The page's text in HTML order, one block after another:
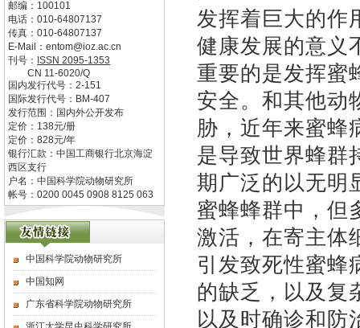
邮编： 100101
电话： 010-64807137
传真： 010-64807137
E-Mail： entom@ioz.ac.cn
刊号： ISSN 2095-1353
CN 11-6020/Q
国内发行代号： 2-151
国际发行代号： BM-407
发行范围：国内外公开发布
定价： 138元/册
定价： 828元/年
银行汇款：中国工商银行北京海淀
西区支行
户名：中国科学院动物研究所
帐号：0200 0045 0908 8125 063
中国科学院动物研究所
中国知网
广东省科学院动物研究所
发挥着巨大的作
健康发展的意义
重要的是发挥蜜
安全。和其他动
胁，近年来蜜蜂
是导致世界蜂群
期广泛的以无明
蜜蜂蜂群中，但
激活，在寄主体
引发致死性蜜蜂
的缺乏，以及复
以及时确诊和防